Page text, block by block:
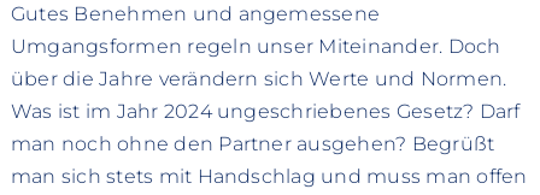
Gutes Benehmen und angemessene
Umgangsformen regeln unser Miteinander. Doch
über die Jahre verändern sich Werte und Normen.
Was ist im Jahr 2024 ungeschriebenes Gesetz? Darf
man noch ohne den Partner ausgehen? Begrüßt
man sich stets mit Handschlag und muss man offen